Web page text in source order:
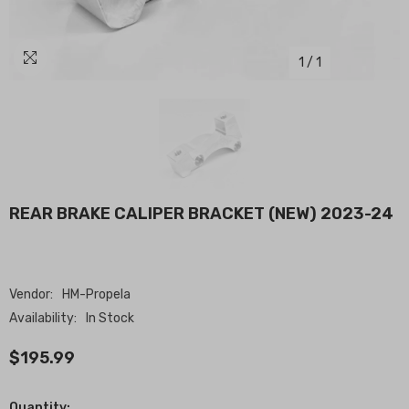
1 / 1
REAR BRAKE CALIPER BRACKET (NEW) 2023-24
Vendor:
HM-Propela
Availability:
In Stock
$195.99